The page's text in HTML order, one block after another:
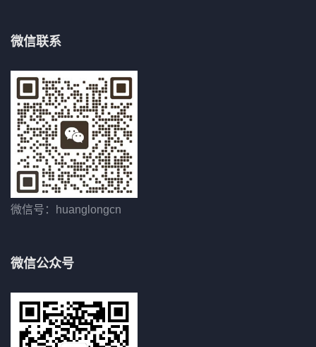
微信联系
微信号：huanglongcn
微信公众号